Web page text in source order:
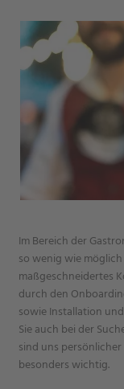
Im Bereich der
so wenig wie
maßgeschneidertes
durch den
sowie Installation
Sie auch bei der
sind uns
besonders wichtig.